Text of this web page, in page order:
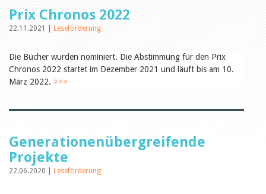
Aus aller Welt
Lesetipps
Tags
Aus- und Weiterbildung
Veranstaltungen
Bibliotheksförderung
Einmalige Beiträge
Bibliotheksangebote
Bibliosuisse
Kantonale
Prix Chronos 2022
22.11.2021 | Leseförderung
Die Bücher wurden nominiert. Die Abstimmung für den Prix
Chronos 2022 startet im Dezember 2021 und läuft bis am 10.
März 2022. >>>
Generationenübergreifende
Projekte
22.06.2020 | Leseförderung